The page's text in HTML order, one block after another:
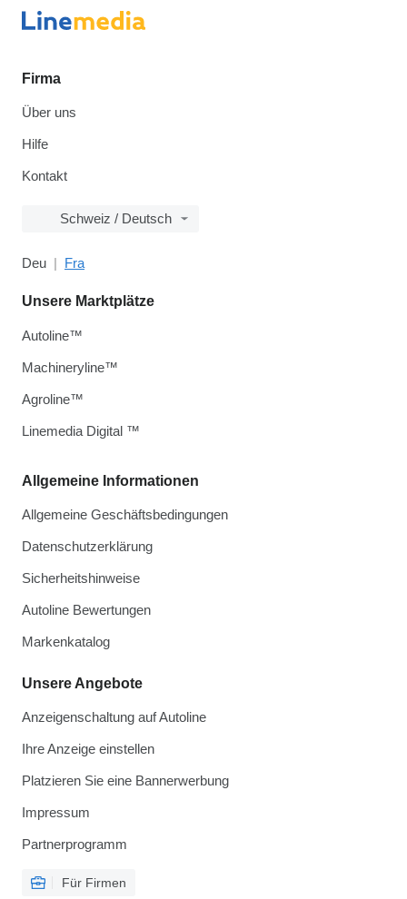
Firma
Über uns
Hilfe
Kontakt
Schweiz / Deutsch
Deu Fra
Allgemeine Informationen
Allgemeine Geschäftsbedingungen
Datenschutzerklärung
Sicherheitshinweise
Autoline Bewertungen
Markenkatalog
Unsere Angebote
Anzeigenschaltung auf Autoline
Ihre Anzeige einstellen
Platzieren Sie eine Bannerwerbung
Impressum
Partnerprogramm
Für Firmen
Unsere Marktplätze
Autoline™
Machineryline™
Agroline™
Linemedia Digital ™